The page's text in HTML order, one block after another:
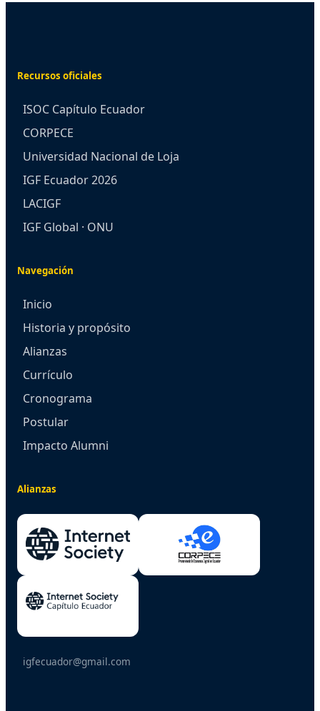
Recursos oficiales
ISOC Capítulo Ecuador
CORPECE
Universidad Nacional de Loja
IGF Ecuador 2026
LACIGF
IGF Global · ONU
Navegación
Inicio
Historia y propósito
Alianzas
Currículo
Cronograma
Postular
Impacto Alumni
Alianzas
igfecuador@gmail.com